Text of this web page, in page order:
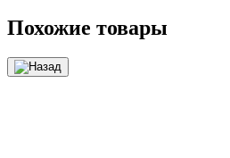
Похожие товары